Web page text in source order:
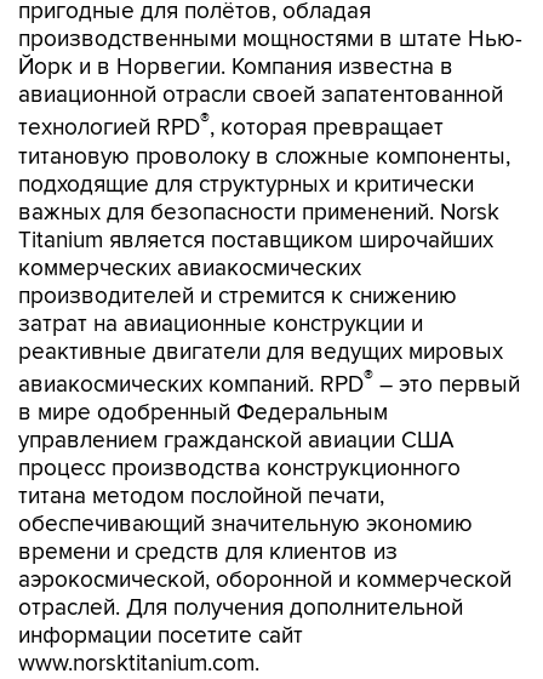
пригодные для полётов, обладая
производственными мощностями в штате Нью-
Йорк и в Норвегии. Компания известна в
авиационной отрасли своей запатентованной
технологией RPD®, которая превращает
титановую проволоку в сложные компоненты,
подходящие для структурных и критически
важных для безопасности применений. Norsk
Titanium является поставщиком широчайших
коммерческих авиакосмических
производителей и стремится к снижению
затрат на авиационные конструкции и
реактивные двигатели для ведущих мировых
авиакосмических компаний. RPD® – это первый
в мире одобренный Федеральным
управлением гражданской авиации США
процесс производства конструкционного
титана методом послойной печати,
обеспечивающий значительную экономию
времени и средств для клиентов из
аэрокосмической, оборонной и коммерческой
отраслей. Для получения дополнительной
информации посетите сайт
www.norsktitanium.com.